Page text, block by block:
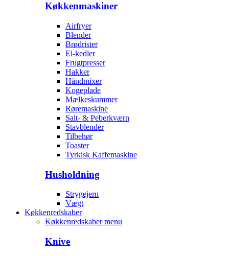
Køkkenmaskiner
Airfryer
Blender
Brødrister
El-kedler
Frugtpresser
Hakker
Håndmixer
Kogeplade
Mælkeskummer
Røremaskine
Salt- & Peberkværn
Stavblender
Tilbehør
Toaster
Tyrkisk Kaffemaskine
Husholdning
Strygejern
Vægt
Køkkenredskaber
Køkkenredskaber menu
Knive